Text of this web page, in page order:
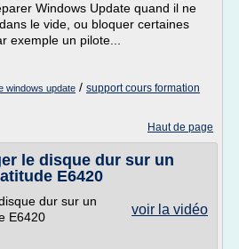
Windows Update quand il ne
le vide, ou bloquer certaines
exemple un pilote...
windows update / support cours formation
Haut de page
le disque dur sur un
E6420
voir la vidéo
dur sur un
E6420